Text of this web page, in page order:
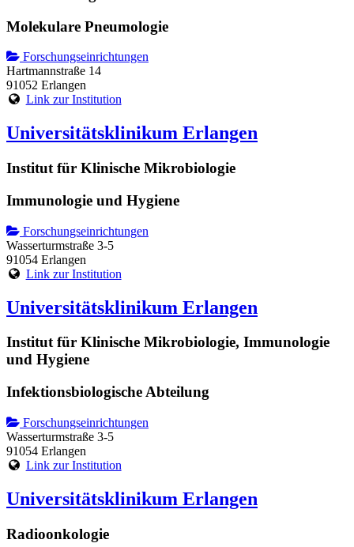
Molekulare Pneumologie
Forschungseinrichtungen
Hartmannstraße 14
91052 Erlangen
Link zur Institution
Universitätsklinikum Erlangen
Institut für Klinische Mikrobiologie
Immunologie und Hygiene
Forschungseinrichtungen
Wasserturmstraße 3-5
91054 Erlangen
Link zur Institution
Universitätsklinikum Erlangen
Institut für Klinische Mikrobiologie, Immunologie
und Hygiene
Infektionsbiologische Abteilung
Forschungseinrichtungen
Wasserturmstraße 3-5
91054 Erlangen
Link zur Institution
Universitätsklinikum Erlangen
Radioonkologie